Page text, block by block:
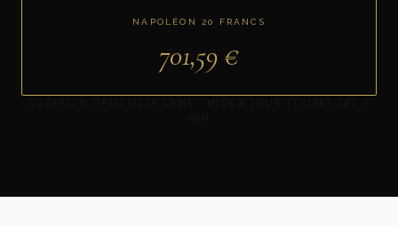
NAPOLÉON 20 FRANCS
701,59 €